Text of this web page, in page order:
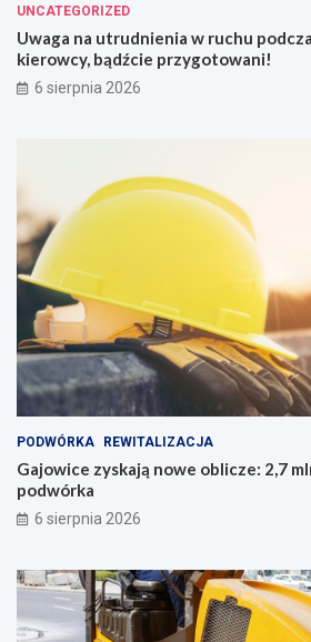
UNCATEGORIZED
Uwaga na utrudnienia w ruchu
kierowcy, bądźcie przygotowani!
6 sierpnia 2026
PODWÓRKA REWITALIZACJA
Gajowice zyskają nowe oblicze: 2,7
podwórka
6 sierpnia 2026